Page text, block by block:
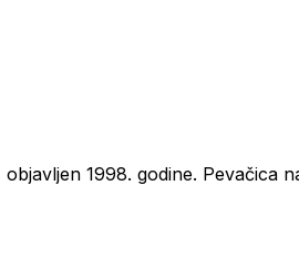
1998. godine.